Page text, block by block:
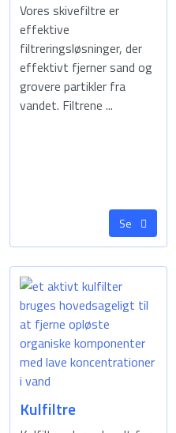
Vores skivefiltre er
effektive
filtreringsløsninger, der
effektivt fjerner sand og
grovere partikler fra
vandet. Filtrene ...
Se
Kulfiltre